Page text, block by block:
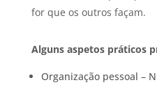
for que os outros façam.
Alguns aspetos práticos
Organização pessoal –